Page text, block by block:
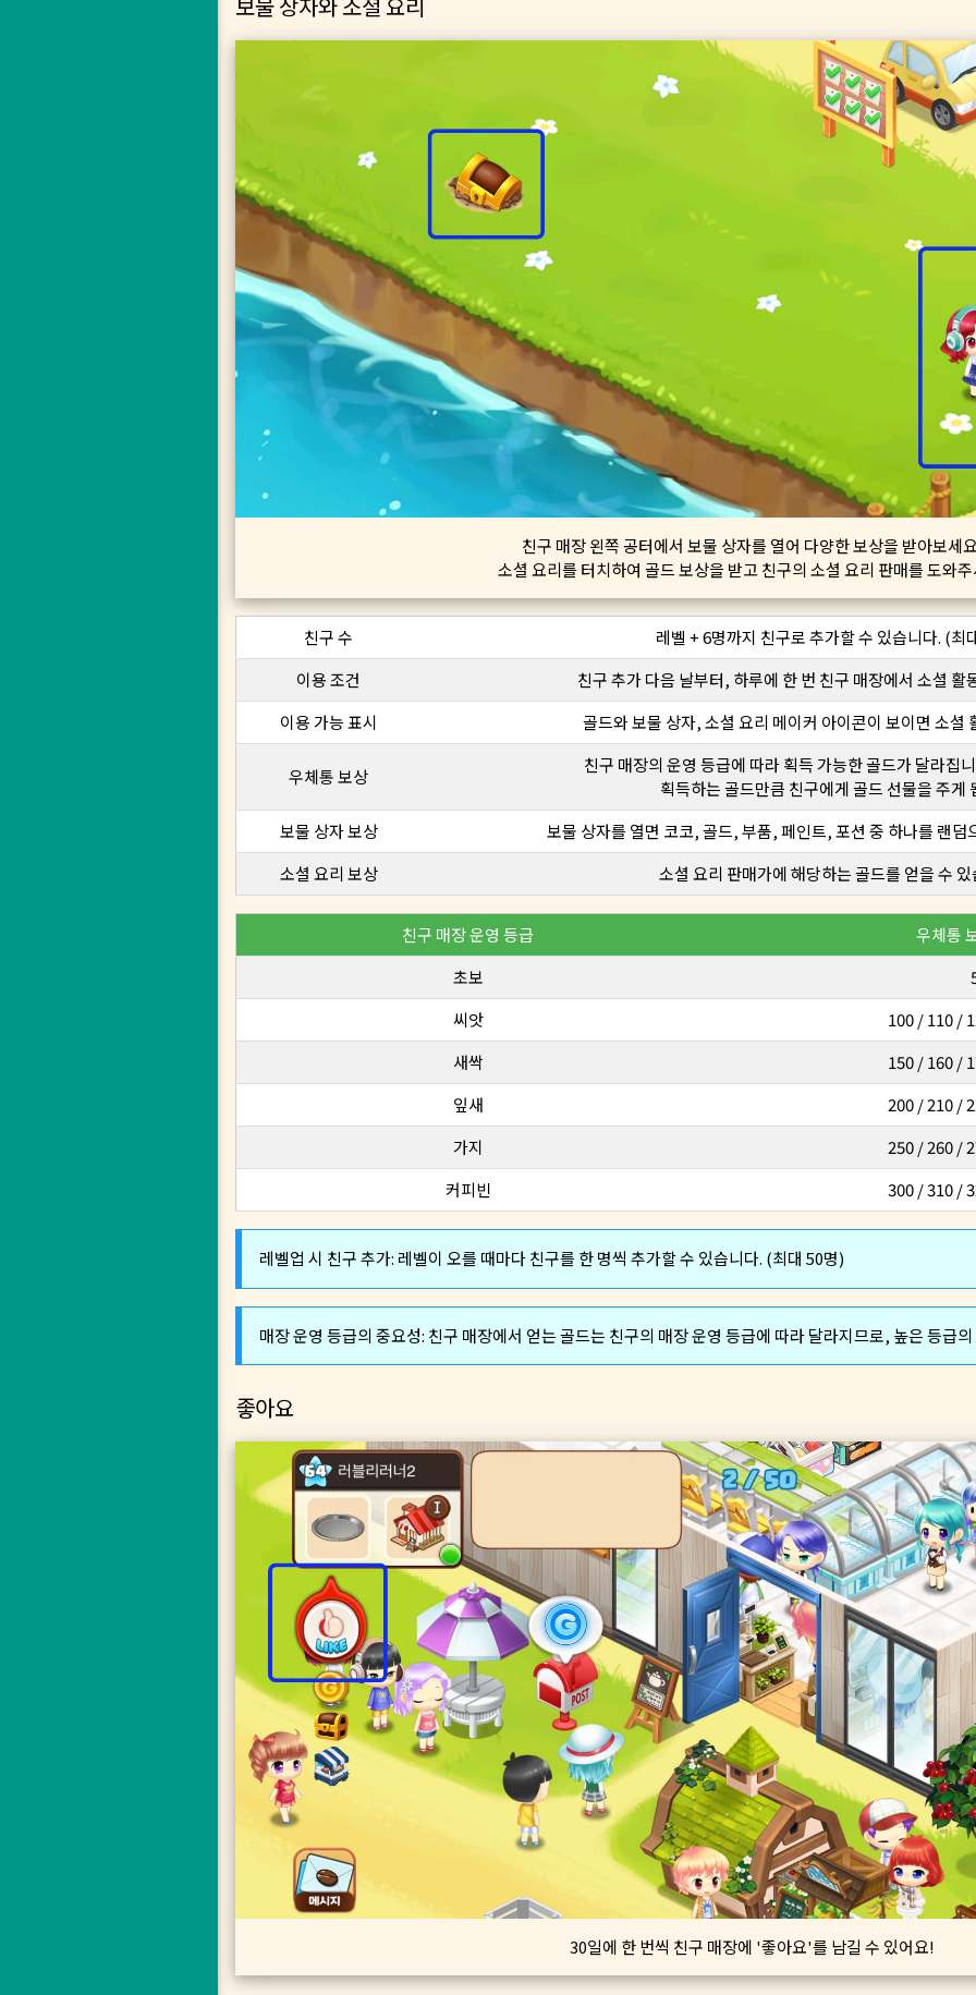
친구 매장 왼쪽 공터에서 보물 상자를 열어 다양한 보상을 받아보세
소셜 요리를 터치하여 골드 보상을 받고 친구의 소셜 요리 판매를 도와
친구 수
레벨 + 6명까지 친구로 추가할 수 있습니다. (최
이용 조건
친구 추가 다음 날부터, 하루에 한 번 친구 매장에서 소셜 활
이용 가능 표시
골드와 보물 상자, 소셜 요리 메이커 아이콘이 보이면 소셜
우체통 보상
친구 매장의 운영 등급에 따라 획득 가능한 골드가 달라집
획득하는 골드만큼 친구에게 골드 선물을 주게
보물 상자 보상
보물 상자를 열면 코코, 골드, 부품, 페인트, 포션 중 하나를 랜덤
소셜 요리 보상
소셜 요리 판매가에 해당하는 골드를 얻을 수 있
친구 매장 운영 등급
우체통
초보
씨앗
100 / 110 /
새싹
150 / 160 /
잎새
200 / 210 /
가지
250 / 260 /
커피빈
300 / 310 /
레벨업 시 친구 추가: 레벨이 오를 때마다 친구를 한 명씩 추가할 수 있습니다. (최대 50명)
매장 운영 등급의 중요성: 친구 매장에서 얻는 골드는 친구의 매장 운영 등급에 따라 달라지므로, 높은 등급
좋아요
30일에 한 번씩 친구 매장에 '좋아요'를 남길 수 있어요!